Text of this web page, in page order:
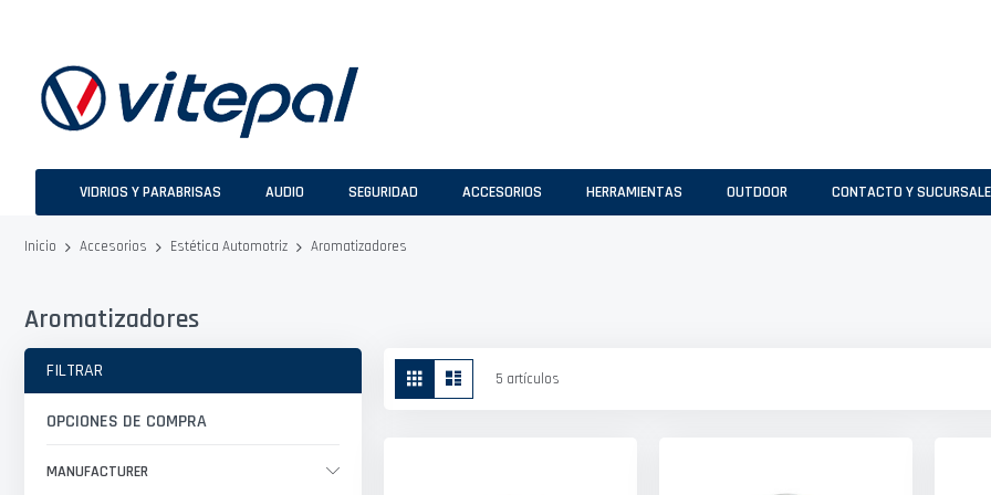
VIDRIOS Y PARABRISAS AUDIO SEGURIDAD ACCESORIOS HERRAMIENTAS OUTDOOR CONTACTO Y
Inicio Accesorios Estética Automotriz Aromatizadores
Aromatizadores
Ver
como
Parrilla 5 artículos
FILTRAR
OPCIONES DE COMPRA
MANUFACTURER